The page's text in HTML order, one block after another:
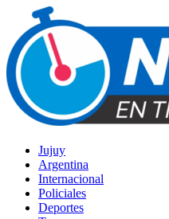
Jujuy
Argentina
Internacional
Policiales
Deportes